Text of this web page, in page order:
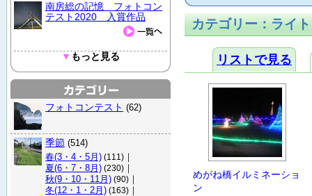
南房総の記憶 フォトコン
テスト2020 入賞作品
▼ もっと見る
フォトコンテスト (62)
季節 (514)
春(3・4・5月) (111) ｜
夏(6・7・8月) (230) ｜
秋(9・10・11月) (90) ｜
冬(12・1・2月) (163) ｜
カテゴリー：ライ
リストで見る
めがね橋イルミネーショ
ン